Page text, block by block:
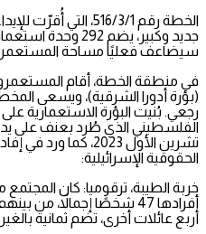
الخطة رقم 516/3/1،
جديد وكبير، يضم
سيضاعف فعليًا مساحة
في منطقة الخطة، أقام
(بؤرة أدورا الشرقية)، ويسعى
رجعي. بُنيت البؤرة الاستعمارية
الفلسطيني الذي طُرد بعنف على
تشرين الأول 2023،
الحقوقية الإسرائيلية:
خربة الطيبة، ترقوميا: كان
أفرادها 47 شخصًا إجمالاً،
أربع عائلات أخرى، تضم ثمانية